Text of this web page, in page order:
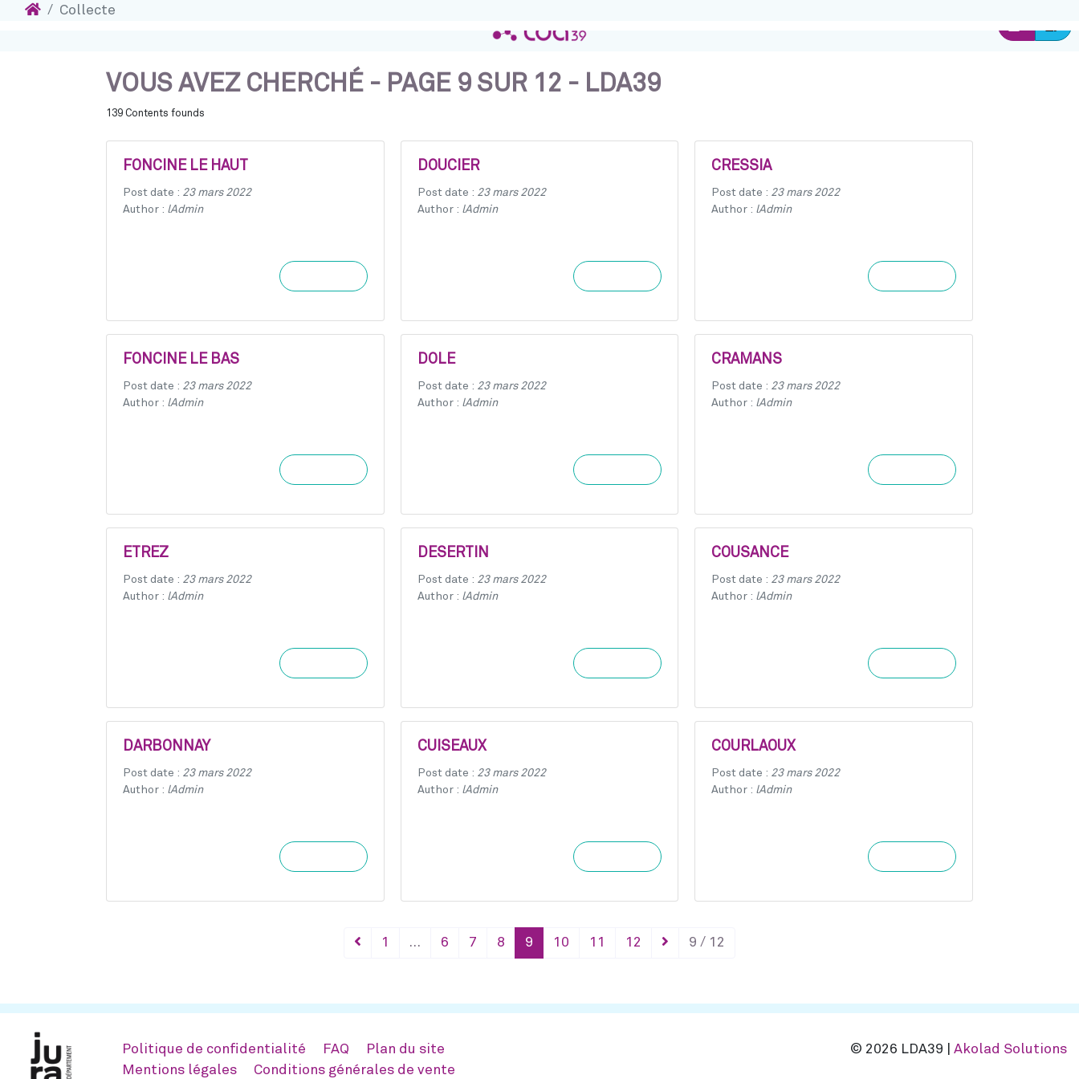
Connexion
AccueilCollecte
VOUS AVEZ CHERCHÉ - PAGE 9 SUR 12 - LDA39
139 Contents founds
FONCINE LE HAUT
Post date : 23 mars 2022
Author : lAdmin
FONCINE LE BAS
Post date : 23 mars 2022
Author : lAdmin
ETREZ
Post date : 23 mars 2022
Author : lAdmin
DARBONNAY
Post date : 23 mars 2022
Author : lAdmin
DOUCIER
Post date : 23 mars 2022
Author : lAdmin
DOLE
Post date : 23 mars 2022
Author : lAdmin
DESERTIN
Post date : 23 mars 2022
Author : lAdmin
CUISEAUX
Post date : 23 mars 2022
Author : lAdmin
CRESSIA
Post date : 23 mars 2022
Author : lAdmin
CRAMANS
Post date : 23 mars 2022
Author : lAdmin
COUSANCE
Post date : 23 mars 2022
Author : lAdmin
COURLAOUX
Post date : 23 mars 2022
Author : lAdmin
1 … 6 7 8 9 10 11 12 9 / 12
Politique de confidentialité FAQ
Plan du site
Mentions légales
Conditions générales de vente
© 2026 LDA39 | Akolad Solutions